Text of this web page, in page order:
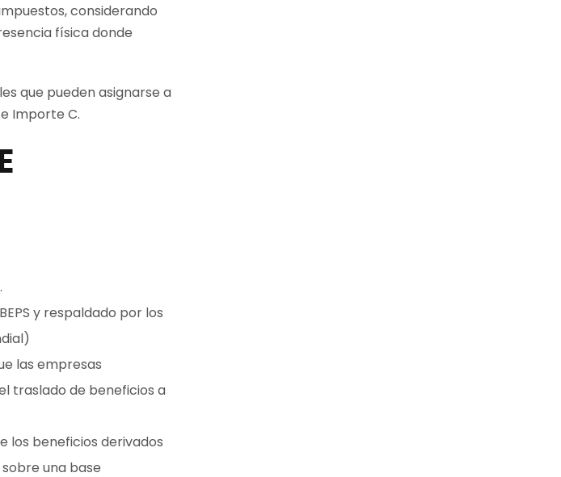
considerando
física donde
que pueden asignarse a
Importe C.
y respaldado por los
las empresas
traslado de beneficios a
los beneficios derivados
una base